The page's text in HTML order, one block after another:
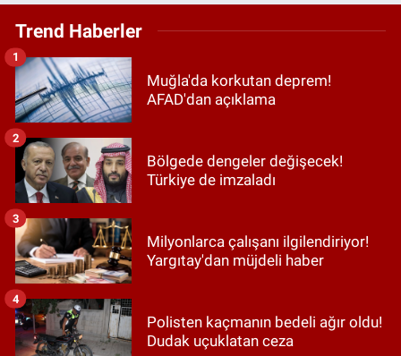
Trend Haberler
Muğla'da korkutan deprem!
AFAD'dan açıklama
1
Bölgede dengeler değişecek!
Türkiye de imzaladı
2
Milyonlarca çalışanı ilgilendiriyor!
Yargıtay'dan müjdeli haber
3
Polisten kaçmanın bedeli ağır oldu!
Dudak uçuklatan ceza
4